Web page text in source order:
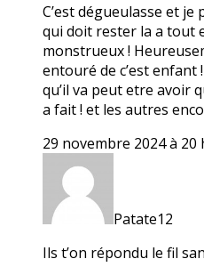
C’est dégueulasse et
qui doit rester la a tout
monstrueux !
entouré de c’est enfant
qu’il va peut etre avoir
a fait ! et les autres
29 novembre 2024 à 20
Patate12
Ils t’on répondu le fil